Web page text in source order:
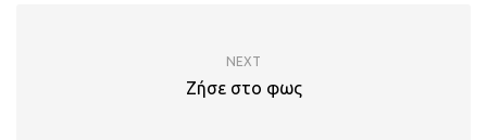
NEXT
Ζήσε στο φως